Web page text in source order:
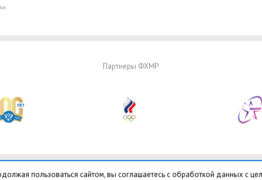
Партнеры ФХМР
пользоваться сайтом, вы соглашаетесь с обработкой данных с